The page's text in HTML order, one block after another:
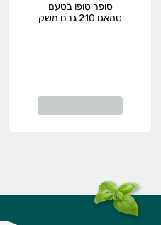
סופר טופו בטעם
טמאגו 210 גרם משק